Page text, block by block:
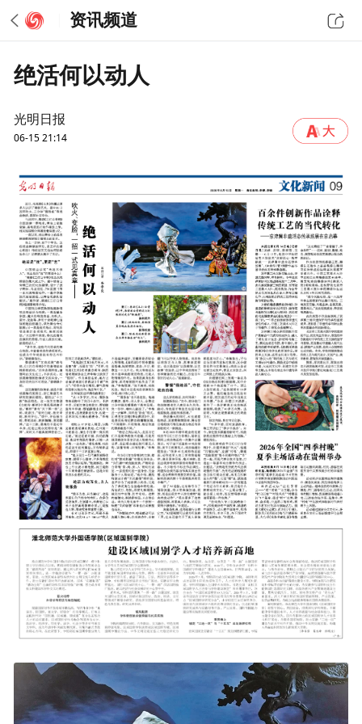
资讯频道
绝活何以动人
光明日报
06-15 21:14